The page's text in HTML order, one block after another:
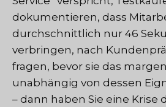
dokumentieren, dass
durchschnittlich nur 46
verbringen, nach
fragen, bevor sie das
unabhängig von dessen
– dann haben Sie eine Krise